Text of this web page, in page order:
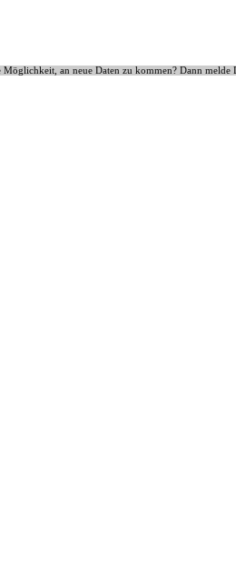
Möglichkeit, an neue Daten zu kommen? Dann